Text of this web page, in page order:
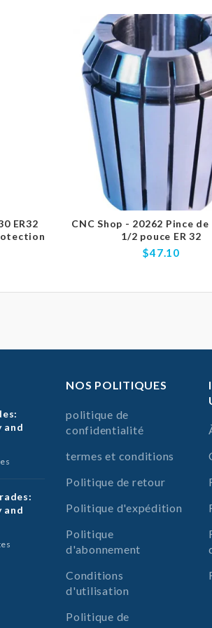
ER32
CNC Shop - 20262 Pince
1/2 pouce ER 32
$47.10
and
and
NOS POLITIQUES
politique de
confidentialité
termes et conditions
Politique de retour
Politique d'expédition
Politique
d'abonnement
Conditions
d'utilisation
Politique de